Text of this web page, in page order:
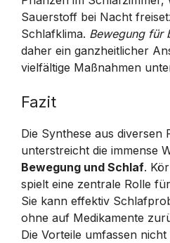
Sauerstoff bei Nacht
Schlafklima. Bewegung für
daher ein ganzheitlicher
vielfältige Maßnahmen
Fazit
Die Synthese aus diversen
unterstreicht die immense
Bewegung und Schlaf.
spielt eine zentrale Rolle
Sie kann effektiv
ohne auf Medikamente
Die Vorteile umfassen